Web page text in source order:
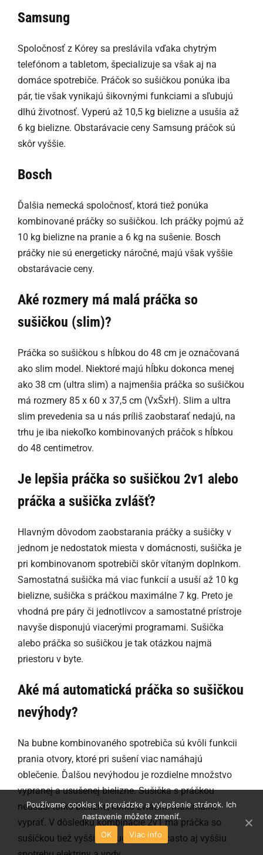
Samsung
Spoločnosť z Kórey sa preslávila vďaka chytrým
telefónom a tabletom, špecializuje sa však aj na
domáce spotrebiče. Práčok so sušičkou ponúka iba
pár, tie však vynikajú šikovnými funkciami a sľubujú
dlhú životnosť. Vyperú až 10,5 kg bielizne a usušia až
6 kg bielizne. Obstarávacie ceny Samsung práčok sú
skôr vyššie.
Bosch
Ďalšia nemecká spoločnosť, ktorá tiež ponúka
kombinované práčky so sušičkou. Ich práčky pojmú až
10 kg bielizne na pranie a 6 kg na sušenie. Bosch
práčky nie sú energeticky náročné, majú však vyššie
obstarávacie ceny.
Aké rozmery má malá práčka so
sušičkou (slim)?
Práčka so sušičkou s hĺbkou do 48 cm je označovaná
ako slim model. Niektoré majú hĺbku dokonca menej
ako 38 cm (ultra slim) a najmenšia práčka so sušičkou
má rozmery 85 x 60 x 37,5 cm (VxŠxH). Slim a ultra
slim prevedenia sa u nás príliš zaobstarať nedajú, na
trhu je iba niekoľko kombinovaných práčok s hĺbkou
do 48 centimetrov.
Je lepšia práčka so sušičkou 2v1 alebo
práčka a sušička zvlášť?
Hlavným dôvodom zaobstarania práčky a sušičky v
jednom je nedostatok miesta v domácnosti, sušička je
pri kombinovanom spotrebiči skôr vítaným doplnkom.
Samostatná sušička má viac funkcií a usuší až 10 kg
bielizne, sušička s práčkou maximálne 7 kg. Preto je
vhodná pre páry či jednotlivcov a samostatné prístroje
navyše disponujú viacerými programami. Sušička
alebo práčka so sušičkou je tak otázkou najmä
priestoru v byte.
Aké má automatická práčka so sušičkou
nevýhody?
Na bubne kombinovaného spotrebiča sú kvôli funkcii
prania otvory, ktoré pri sušení viac namáhajú
oblečenie. Ďalšou nevýhodou je rozdielne množstvo
vypranej a usušenej bielizne. Sušička s práčkou
neusuší toľko bielizne, koľko zvládne maximálne
vyprať. V dôsledku kombinácie 2v1 má práčka so
sušičkou tiež vyššiu poruchovosť a často aj vyššiu
Používame cookies k prevádzke a vylepšenie stránok. Ich
nastavenie môžete zmeniť.
OK
Viac info